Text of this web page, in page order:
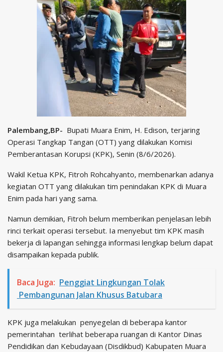
Palembang,BP- Bupati Muara Enim, H. Edison, terjaring
Operasi Tangkap Tangan (OTT) yang dilakukan Komisi
Pemberantasan Korupsi (KPK), Senin (8/6/2026).
Wakil Ketua KPK, Fitroh Rohcahyanto, membenarkan adanya
kegiatan OTT yang dilakukan tim penindakan KPK di Muara
Enim pada hari yang sama.
Namun demikian, Fitroh belum memberikan penjelasan lebih
rinci terkait operasi tersebut. Ia menyebut tim KPK masih
bekerja di lapangan sehingga informasi lengkap belum dapat
disampaikan kepada publik.
Baca Juga: Penggiat Lingkungan Tolak
Pembangunan Jalan Khusus Batubara
KPK juga melakukan penyegelan di beberapa kantor
pemerintahan terlihat beberapa ruangan di Kantor Dinas
Pendidikan dan Kebudayaan (Disdikbud) Kabupaten Muara